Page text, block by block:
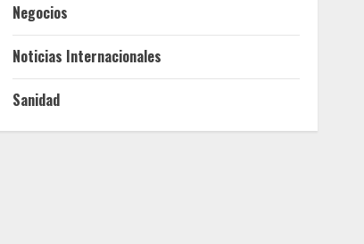
Negocios
Noticias Internacionales
Sanidad